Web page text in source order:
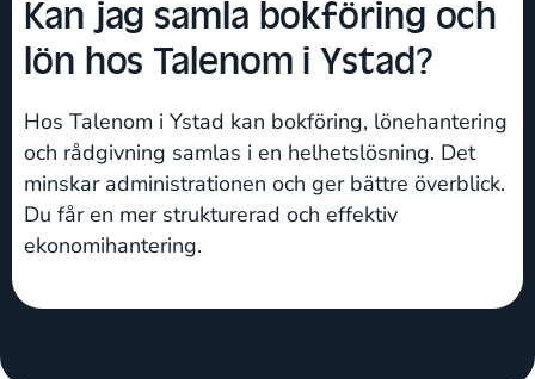
Kan jag samla bokföring och
lön hos Talenom i Ystad?
Hos Talenom i Ystad kan bokföring, lönehantering
och rådgivning samlas i en helhetslösning. Det
minskar administrationen och ger bättre överblick.
Du får en mer strukturerad och effektiv
ekonomihantering.